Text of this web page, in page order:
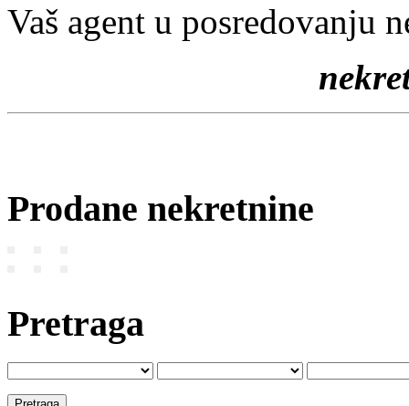
Vaš agent u posredovanju
Prodane nekretnine
Pretraga